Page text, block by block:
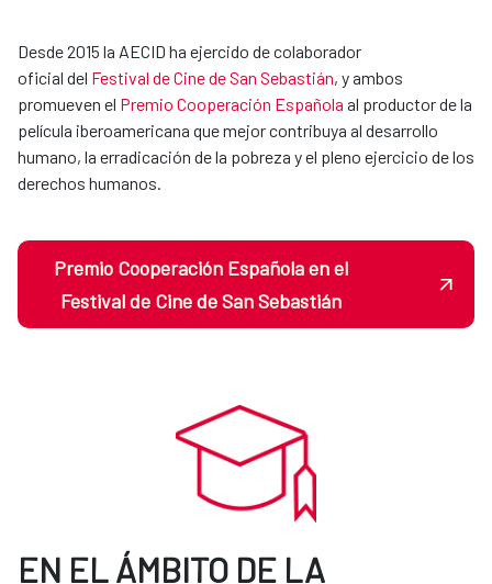
Desde 2015 la AECID ha ejercido de colaborador
oficial del Festival de Cine de San Sebastián, y ambos
promueven el Premio Cooperación Española al productor de la
película iberoamericana que mejor contribuya al desarrollo
humano, la erradicación de la pobreza y el pleno ejercicio de los
derechos humanos.
Premio Cooperación Española en el
Festival de Cine de San Sebastián
EN EL ÁMBITO DE LA